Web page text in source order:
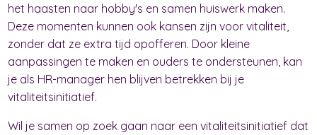
het haasten naar hobby's en samen huiswerk maken.
Deze momenten kunnen ook kansen zijn voor vitaliteit,
zonder dat ze extra tijd opofferen. Door kleine
aanpassingen te maken en ouders te ondersteunen, kan
je als HR-manager hen blijven betrekken bij je
vitaliteitsinitiatief.
Wil je samen op zoek gaan naar een vitaliteitsinitiatief dat